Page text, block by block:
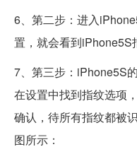
6、第二步：进入
置，就会看到iPhone5S
7、第三步：iPhone5S
在设置中找到指纹选项
确认，待所有指纹都被
图所示：